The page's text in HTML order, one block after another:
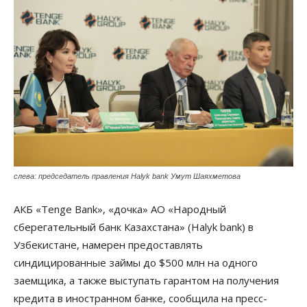
слева: председатель правления Halyk bank Умут Шаяхметова
АКБ «Tenge Bank», «дочка» АО «Народный
сберегательный банк Казахстана» (Halyk bank) в
Узбекистане, намерен предоставлять
синдицированные займы до $500 млн на одного
заемщика, а также выступать гарантом на получения
кредита в иностранном банке, сообщила на пресс-